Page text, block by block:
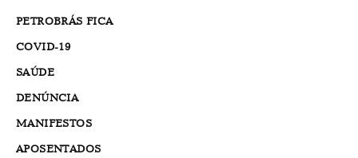
PETROBRÁS FICA
COVID-19
SAÚDE
DENÚNCIA
MANIFESTOS
APOSENTADOS